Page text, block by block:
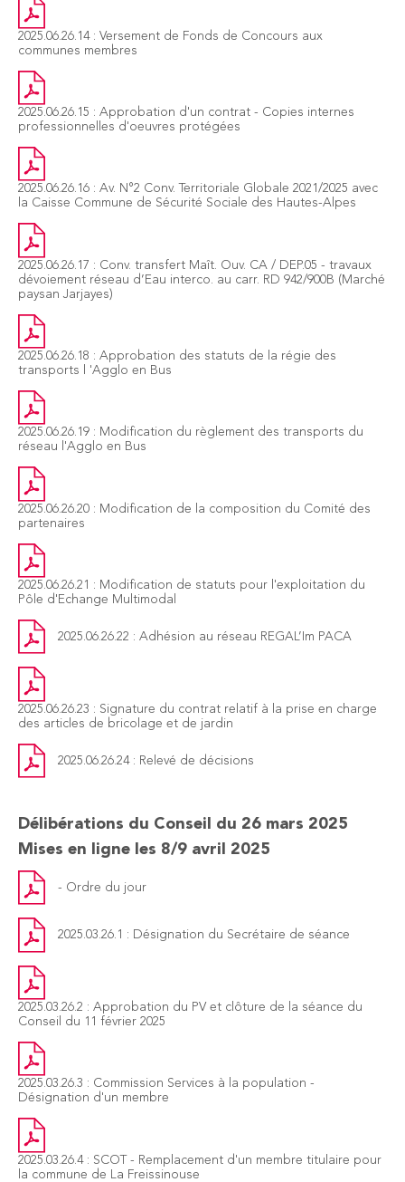
2025.06.26.14 : Versement de Fonds de Concours aux
communes membres
2025.06.26.15 : Approbation d'un contrat - Copies internes
professionnelles d'oeuvres protégées
2025.06.26.16 : Av. N°2 Conv. Territoriale Globale 2021/2025 avec
la Caisse Commune de Sécurité Sociale des Hautes-Alpes
2025.06.26.17 : Conv. transfert Maît. Ouv. CA / DEP.05 - travaux
dévoiement réseau d’Eau interco. au carr. RD 942/900B (Marché
paysan Jarjayes)
2025.06.26.18 : Approbation des statuts de la régie des
transports l 'Agglo en Bus
2025.06.26.19 : Modification du règlement des transports du
réseau l'Agglo en Bus
2025.06.26.20 : Modification de la composition du Comité des
partenaires
2025.06.26.21 : Modification de statuts pour l'exploitation du
Pôle d'Echange Multimodal
2025.06.26.22 : Adhésion au réseau REGAL’Im PACA
2025.06.26.23 : Signature du contrat relatif à la prise en charge
des articles de bricolage et de jardin
2025.06.26.24 : Relevé de décisions
Délibérations du Conseil du 26 mars 2025
Mises en ligne les 8/9 avril 2025
- Ordre du jour
2025.03.26.1 : Désignation du Secrétaire de séance
2025.03.26.2 : Approbation du PV et clôture de la séance du
Conseil du 11 février 2025
2025.03.26.3 : Commission Services à la population -
Désignation d'un membre
2025.03.26.4 : SCOT - Remplacement d'un membre titulaire pour
la commune de La Freissinouse